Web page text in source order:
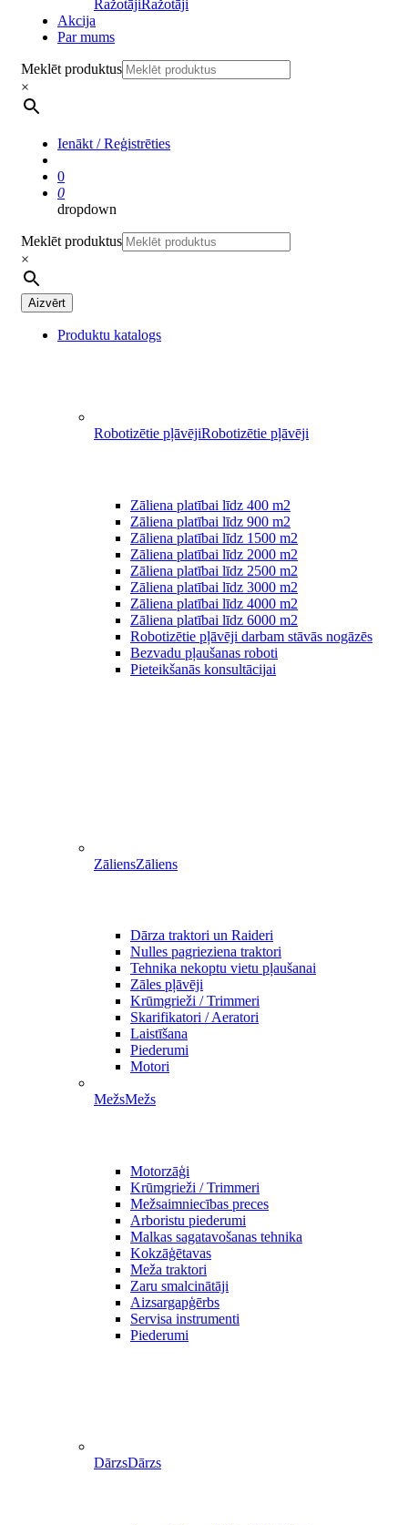
Ražotāji Ražotāji
Akcija
Par mums
Meklēt produktus
×
Ienākt / Reģistrēties
0
0
dropdown
Meklēt produktus
×
Aizvērt
Produktu katalogs
Robotizētie pļāvējiRobotizētie pļāvēji
Zāliena platībai līdz 400 m2
Zāliena platībai līdz 900 m2
Zāliena platībai līdz 1500 m2
Zāliena platībai līdz 2000 m2
Zāliena platībai līdz 2500 m2
Zāliena platībai līdz 3000 m2
Zāliena platībai līdz 4000 m2
Zāliena platībai līdz 6000 m2
Robotizētie pļāvēji darbam stāvās nogāzēs
Bezvadu pļaušanas roboti
Pieteikšanās konsultācijai
ZāliensZāliens
Dārza traktori un Raideri
Nulles pagrieziena traktori
Tehnika nekoptu vietu pļaušanai
Zāles pļāvēji
Krūmgrieži / Trimmeri
Skarifikatori / Aeratori
Laistīšana
Piederumi
Motori
MežsMežs
Motorzāģi
Krūmgrieži / Trimmeri
Mežsaimniecības preces
Arboristu piederumi
Malkas sagatavošanas tehnika
Kokzāģētavas
Meža traktori
Zaru smalcinātāji
Aizsargapģērbs
Servisa instrumenti
Piederumi
DārzsDārzs